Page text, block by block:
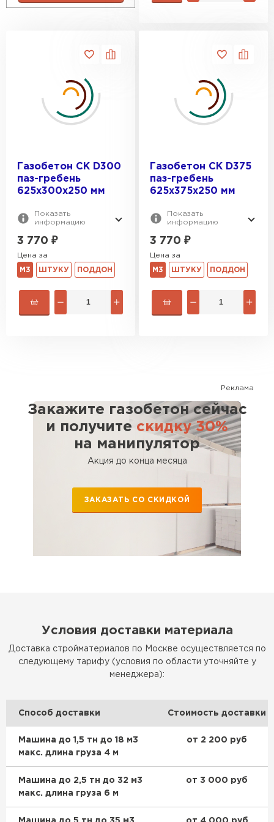
Газобетон СК D300
паз-гребень
625х300х250 мм
Показать
информацию
3 770 ₽
Цена за
М3 ШТУКУ ПОДДОН
Газобетон СК D375
паз-гребень
625х375х250 мм
Показать
информацию
3 770 ₽
Цена за
М3 ШТУКУ ПОДДОН
Реклама
Закажите газобетон сейчас
и получите скидку 30%
на манипулятор
Акция до конца месяца
ЗАКАЗАТЬ СО СКИДКОЙ
Условия доставки материала
Доставка стройматериалов по Москве осуществляется по
следующему тарифу (условия по области уточняйте у
менеджера):
Способ доставки Стоимость доставки
Машина до 1,5 тн до 18 м3
макс. длина груза 4 м
от 2 200 руб
Машина до 2,5 тн до 32 м3
макс. длина груза 6 м
от 3 000 руб